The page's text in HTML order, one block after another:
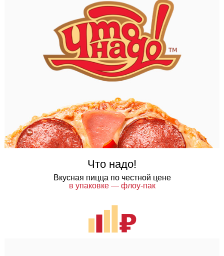
Что надо!
Вкусная пицца по честной цене
в упаковке — флоу-пак